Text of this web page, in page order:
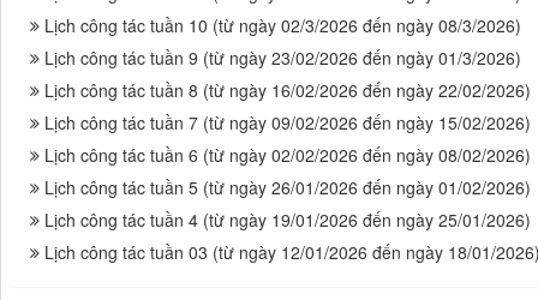
Lịch công tác tuần 10 (từ ngày 02/3/2026 đến ngày 08/3/2026)
Lịch công tác tuần 9 (từ ngày 23/02/2026 đến ngày 01/3/2026)
Lịch công tác tuần 8 (từ ngày 16/02/2026 đến ngày 22/02/2026)
Lịch công tác tuần 7 (từ ngày 09/02/2026 đến ngày 15/02/2026)
Lịch công tác tuần 6 (từ ngày 02/02/2026 đến ngày 08/02/2026)
Lịch công tác tuần 5 (từ ngày 26/01/2026 đến ngày 01/02/2026)
Lịch công tác tuần 4 (từ ngày 19/01/2026 đến ngày 25/01/2026)
Lịch công tác tuần 03 (từ ngày 12/01/2026 đến ngày 18/01/